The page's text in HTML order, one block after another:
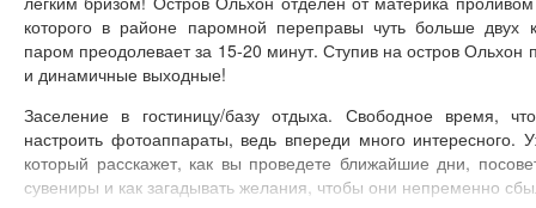
которого в районе паромной переправы чуть больше двух
паром преодолевает за 15-20 минут. Ступив на остров Ольхон
и динамичные выходные!
Заселение в гостиницу/базу отдыха. Свободное время,
настроить фотоаппараты, ведь впереди много интересного.
который расскажет, как вы проведете ближайшие дни,
сувениры и как загадывать желания, чтобы они непременно